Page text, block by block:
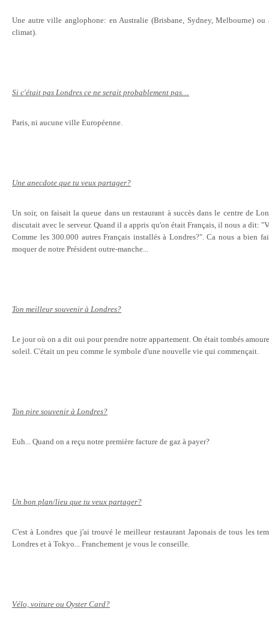
Une autre ville anglophone: en Australie (Brisbane, Sydney, Melbourne)
climat).
Si c'était pas Londres ce ne serait probablement pas…
Paris, ni aucune ville Européenne.
Une anecdote que tu veux partager?
Un soir, on faisait la queue dans un restaurant à succès dans le centre de
discutait avec le serveur. Quand il a appris qu'on était Français, il nous a dit:
Comme les 300.000 autres Français installés à Londres?". Ca nous a bien
moquer de notre Président outre-manche...
Ton meilleur souvenir à Londres?
Le jour où on a dit oui pour prendre notre appartement. On était tombés
soleil. C'était un peu comme le symbole d'une nouvelle vie qui commençait.
Ton pire souvenir à Londres?
Euh... Quand on a reçu notre première facture de gaz à payer?
Un bon plan/lieu que tu veux partager?
C'est à Londres que j'ai trouvé le meilleur restaurant Japonais de tous les
Londres et à Tokyo... Franchement je vous le conseille.
Vélo, voiture ou Oyster Card?